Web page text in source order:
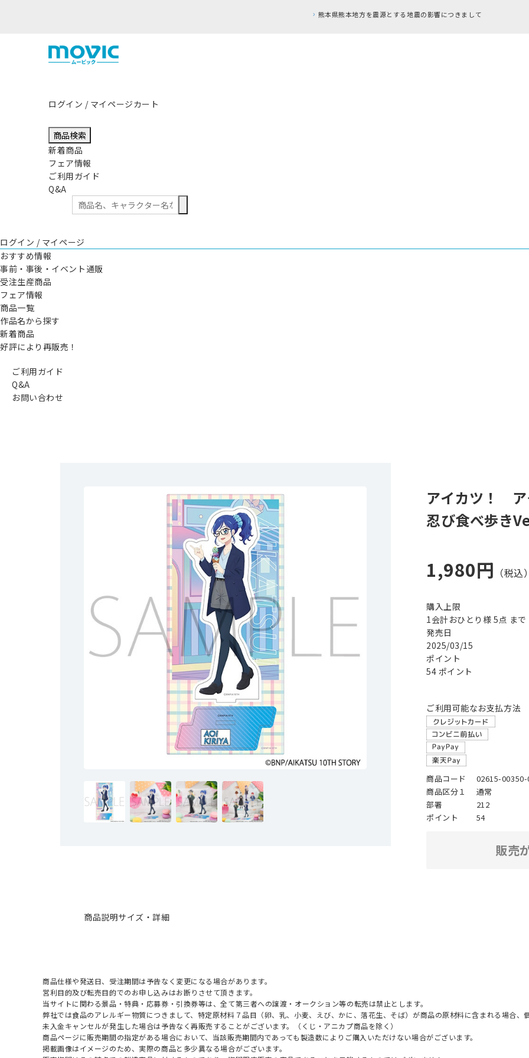
ログイン / マイページカート
商品検索
新着商品
フェア情報
ご利用ガイド
Q&A
ログイン / マイページ
おすすめ情報
事前・事後・イベント通販
受注生産商品
フェア情報
商品一覧
作品名から探す
新着商品
好評により再販売！
ご利用ガイド
Q&A
お問い合わせ
アイカツ！ ア
忍び食べ歩き
1,980円
購入上限
1会計おひとり様 5点 まで
発売日
2025/03/15
ポイント
54 ポイント
ご利用可能なお支払方法
商品コード
02615-00350-
商品区分１
通常
部署
212
ポイント
54
販売
商品説明サイズ・詳細
商品仕様や発送日、受注期間は予告なく変更になる場合があります。
営利目的及び転売目的でのお申し込みはお断りさせて頂きます。
当サイトに関わる景品・特典・応募券・引換券等は、全て第三者への譲渡・オークション等の転売は禁止とします。
弊社では食品のアレルギー物質につきまして、特定原材料７品目（卵、乳、小麦、えび、かに、落花生、そば）が商品の原材料に含まれる場合、
未入金キャンセルが発生した場合は予告なく再販売することがございます。（くじ・アニカプ商品を除く）
商品ページに販売期間の指定がある場合において、当該販売期間内であっても製造数によりご購入いただけない場合がございます。
掲載画像はイメージのため、実際の商品と多少異なる場合がございます。